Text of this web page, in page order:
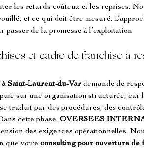
les retards coûteux et les reprises.
et ce qui doit être mesuré.
passer de la promesse à l’exploitation.
et cadre de franchise à
à Saint-Laurent-du-Var demande de
sur une organisation structurée,
traduit par des procédures, des
cette phase, OVERSEES
des exigences opérationnelles.
que votre consulting pour ouverture de